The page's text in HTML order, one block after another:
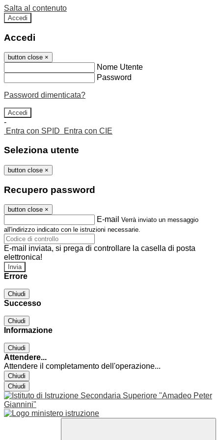
Salta al contenuto
Accedi
Accedi
button close ×
Nome Utente
Password
Password dimenticata?
-
Entra con SPID
Entra con CIE
Seleziona utente
button close ×
Recupero password
button close ×
E-mail Verrà inviato un messaggio
all'indirizzo indicato con le istruzioni necessarie.
E-mail inviata, si prega di controllare la casella di posta
elettronica!
Errore
Chiudi
Successo
Chiudi
Informazione
Chiudi
Attendere...
Attendere il completamento dell'operazione...
Chiudi
Chiudi